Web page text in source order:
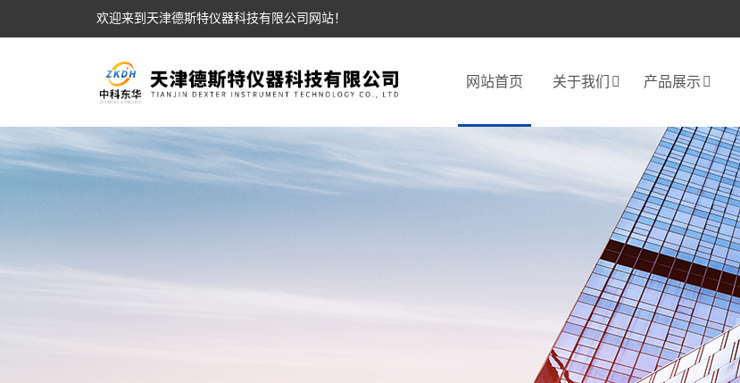
欢迎来到天津德斯特仪器科技有限公司网站！
网站首页 关于我们 产品展示